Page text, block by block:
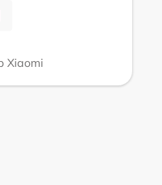
Xiaomi